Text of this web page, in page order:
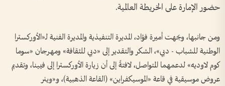
حضور الإمارة على الخريطة العالمية.
ومن جانبها، وجّهت أميرة فؤاد، المديرة التنفيذية والمديرة الفنية لـ«الأوركسترا
الوطنية للشباب - دبي»، الشكر والتقدير إلى «دبي للثقافة» ومهرجان «سوما
كوم لاوديه» لدعمهما المتواصل، لافتةً إلى أن زيارة الأوركسترا إلى فيينا، وتقديم
عروض موسيقية في قاعة «الموسيكفراين» (القاعة الذهبية)، و«وينر